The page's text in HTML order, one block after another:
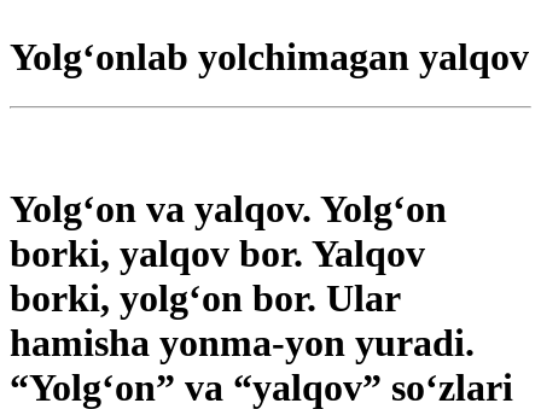
Yolg‘onlab yolchimagan yalqov
Yolg‘on va yalqov. Yolg‘on
borki, yalqov bor. Yalqov
borki, yolg‘on bor. Ular
hamisha yonma-yon yuradi.
“Yolg‘on” va “yalqov” so‘zlari